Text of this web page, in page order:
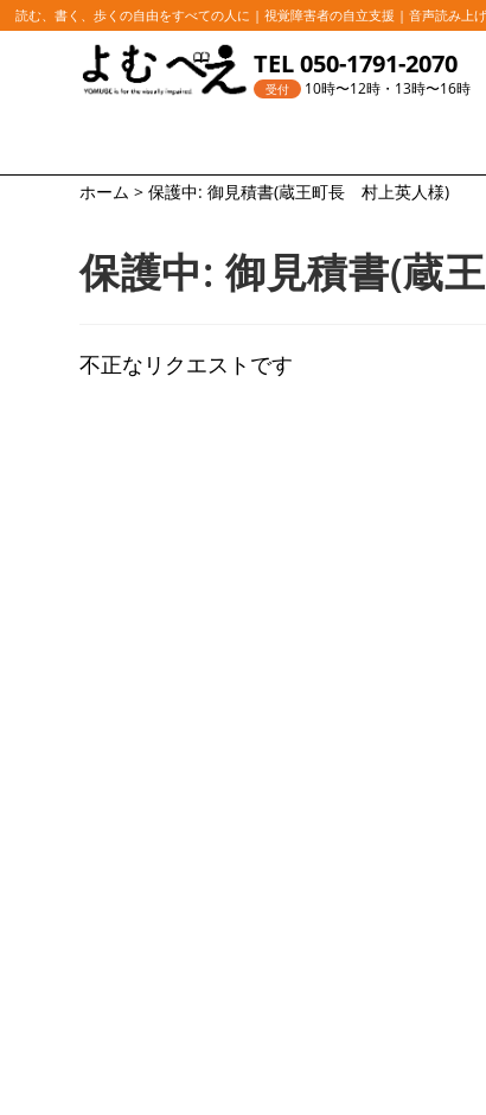
読む、書く、歩くの自由をすべての人に | 視覚障害者の自立支援 | 音声読み上
TEL 050-1791-2070
受付 10時〜12時・13時〜16時
ツ
ホーム >保護中: 御見積書(蔵王町長 村上英人様)
保護中: 御見積書(蔵
不正なリクエストです